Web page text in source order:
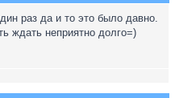
раз да и то это было давно.
ждать неприятно долго=)